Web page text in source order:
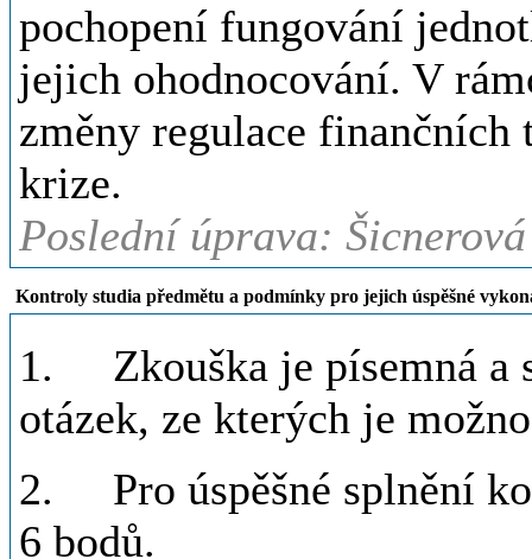
pochopení fungování
jejich ohodnocování. V
změny regulace
krize.
Poslední úprava:
Kontroly studia předmětu a podmínky pro jejich úspěšné
1. Zkouška je písemná a
otázek, ze kterých je
2. Pro úspěšné splnění
6 bodů.